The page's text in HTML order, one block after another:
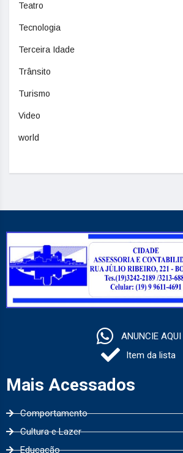
Teatro
Tecnologia
Terceira Idade
Trânsito
Turismo
Video
world
ANUNCIE AQUI
Item da lista
Mais Acessados
Comportamento
Cultura e Lazer
Educação